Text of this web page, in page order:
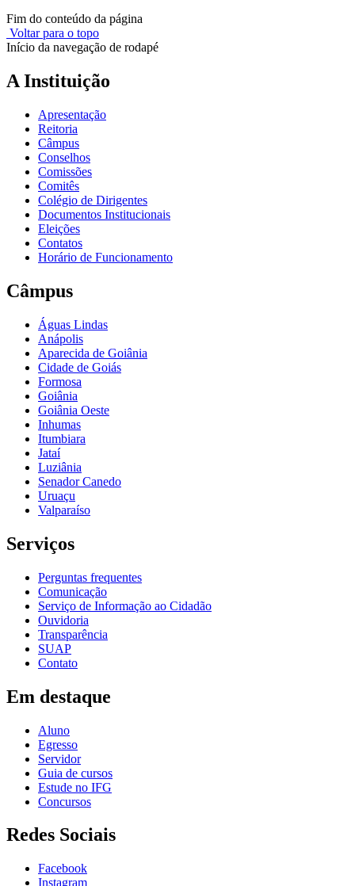
Fim do conteúdo da página
Voltar para o topo
Início da navegação de rodapé
A Instituição
Apresentação
Reitoria
Câmpus
Conselhos
Comissões
Comitês
Colégio de Dirigentes
Documentos Institucionais
Eleições
Contatos
Horário de Funcionamento
Câmpus
Águas Lindas
Anápolis
Aparecida de Goiânia
Cidade de Goiás
Formosa
Goiânia
Goiânia Oeste
Inhumas
Itumbiara
Jataí
Luziânia
Senador Canedo
Uruaçu
Valparaíso
Serviços
Perguntas frequentes
Comunicação
Serviço de Informação ao Cidadão
Ouvidoria
Transparência
SUAP
Contato
Em destaque
Aluno
Egresso
Servidor
Guia de cursos
Estude no IFG
Concursos
Redes Sociais
Facebook
Instagram